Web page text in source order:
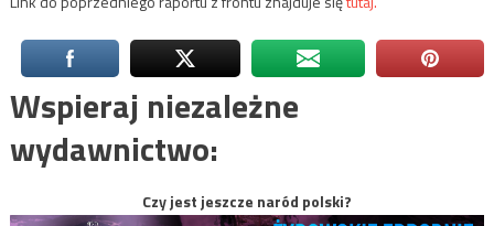
Wspieraj niezależne
wydawnictwo:
Czy jest jeszcze naród polski?